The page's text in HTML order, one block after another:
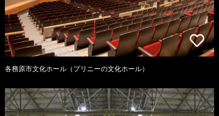
各務原市文化ホール（プリニーの文化ホール）